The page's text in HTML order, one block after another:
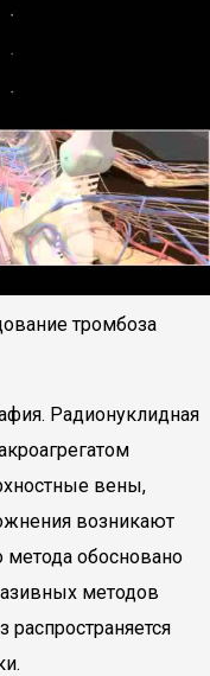
тромбоза
Радионуклидная
вены,
возникают
метода обосновано
методов